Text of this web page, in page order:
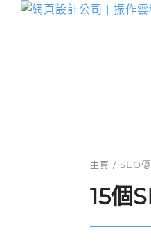
Skip
主頁 SEO
15個